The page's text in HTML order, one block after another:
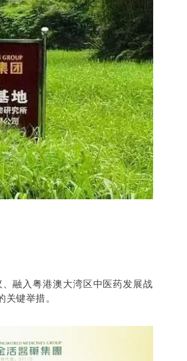
融入粤港澳大湾区中医药发展战
键举措。